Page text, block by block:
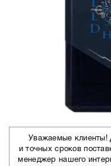
Уважаемые клиенты!
и точных сроков
менеджер нашего